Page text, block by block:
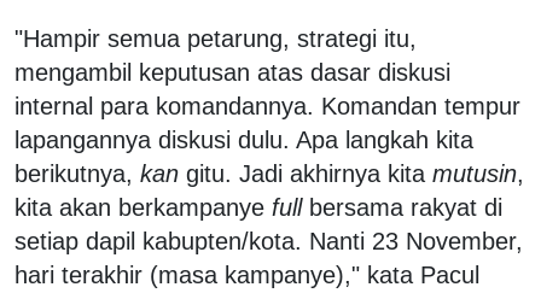
"Hampir semua petarung, strategi itu,
mengambil keputusan atas dasar diskusi
internal para komandannya. Komandan tempur
lapangannya diskusi dulu. Apa langkah kita
berikutnya, kan gitu. Jadi akhirnya kita mutusin,
kita akan berkampanye fullbersama rakyat di
setiap dapil kabupten/kota. Nanti 23 November,
hari terakhir (masa kampanye)," kata Pacul